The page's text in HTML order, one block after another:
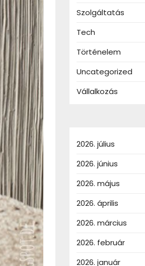
Szolgáltatás
Tech
Történelem
Uncategorized
Vállalkozás
2026. július
2026. június
2026. május
2026. április
2026. március
2026. február
2026. január